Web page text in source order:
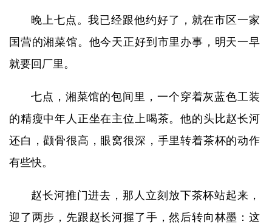
晚上七点。我已经跟他约好了，就在市区一家
国营的湘菜馆。他今天正好到市里办事，明天一早
就要回厂里。
七点，湘菜馆的包间里，一个穿着灰蓝色工装
的精瘦中年人正坐在主位上喝茶。他的头比赵长河
还白，颧骨很高，眼窝很深，手里转着茶杯的动作
有些快。
赵长河推门进去，那人立刻放下茶杯站起来，
迎了两步，先跟赵长河握了手，然后转向林墨：这